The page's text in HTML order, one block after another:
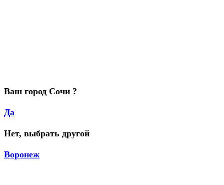
Ваш город Сочи ?
Да
Нет, выбрать другой
Воронеж